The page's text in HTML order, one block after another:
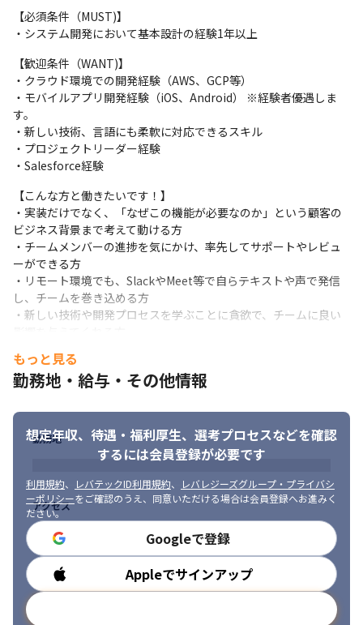
PLへと成長した先には、より大きな裁量を持ってプロジェクト全
体を動かす面白さがあります。
・プロジェクト全体の進捗管理、課題整理
・要求整理、顧客折衝
・予算管理、コストコントロール
【スキル、ご志向性によってはさらにその先へ】
・営業戦略の立案および実施支援
・採用活動や組織形成に関わる業務
・事業戦略の立案・推進に関わる経営者視点の業務
【入社後の流れ】
セキュリティ、ハラスメント教育を実施後、社長面談にて会社の
方向性や動向をお話させていただきます。
その後は現場プロジェクトに参画して実戦経験を積みながら業務
に慣れていただきます。
【プロジェクトについて】
ご経験や希望を考慮しまして、担当やポジションを提案させてい
ただきます。
も可能です。
【プロジェクト事例】
＜技術スタック＞
バックエンド：Node.js（AWS Lambda）
フロントエンド：Vue.js、TypeScript
Cognito、S3）
■デジタルマーケティング企業業務システム（受託／開発体制10
名）
＜技術スタック＞
バックエンド：Python（AWS Lambda）
フロントエンド：React、TypeScript、Sass、Bootstrap
インフラ：AWS（Lambda、ECS、Redshift、Glue、
DynamoDB、Cognito）
【必須条件（MUST)】
・システム開発において基本設計の経験1年以上
【歓迎条件（WANT)】
・クラウド環境での開発経験（AWS、GCP等）
・モバイルアプリ開発経験（iOS、Android） ※経験者優遇しま
す。
・新しい技術、言語にも柔軟に対応できるスキル
・プロジェクトリーダー経験
・Salesforce経験
【こんな方と働きたいです！】
・実装だけでなく、「なぜこの機能が必要なのか」という顧客の
ビジネス背景まで考えて動ける方
・チームメンバーの進捗を気にかけ、率先してサポートやレビュ
ーができる方
・リモート環境でも、SlackやMeet等で自らテキストや声で発信
し、チームを巻き込める方
・新しい技術や開発プロセスを学ぶことに貪欲で、チームに良い
もっと見る
勤務地・給与・その他情報
想定年収、待遇・福利厚生、 選考プロセスなどを確認
するには会員登録が必要です
利用規約、 レバテックID利用規約、
レバレジーズグループ・プライバシ
ーポリシーをご確認のうえ、同意いただける場合は会員登録へお進みく
ださい。
Googleで登録
Appleでサインアップ
勤務地
アクセス
勤務時間